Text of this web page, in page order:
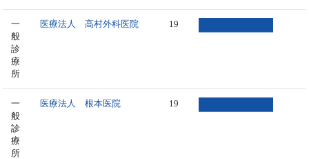
一
般
診
療
所
医療法人 高村外科医院 19
一
般
診
療
所
医療法人 根本医院 19